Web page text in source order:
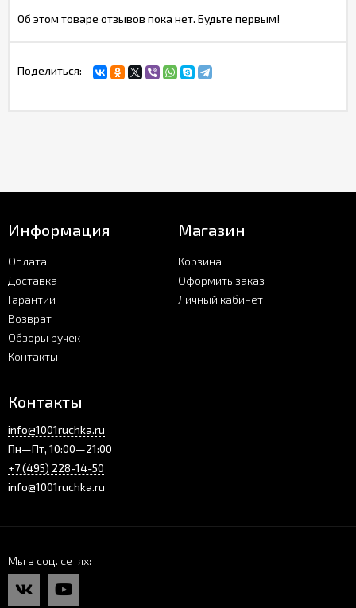
Об этом товаре отзывов пока нет. Будьте первым!
Поделиться:
Информация
Оплата
Доставка
Гарантии
Возврат
Обзоры ручек
Контакты
Магазин
Корзина
Оформить заказ
Личный кабинет
Контакты
info@1001ruchka.ru
Пн—Пт, 10:00—21:00
+7 (495) 228-14-50
info@1001ruchka.ru
Мы в соц. сетях